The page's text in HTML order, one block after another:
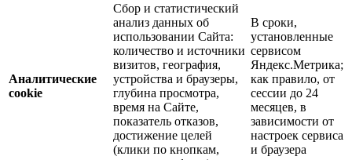
Аналитические
cookie
Сбор и статистический
анализ данных об
использовании Сайта:
количество и источники
визитов, география,
устройства и браузеры,
глубина просмотра,
время на Сайте,
показатель отказов,
достижение целей
(клики по кнопкам,
В сроки,
установленные
сервисом
Яндекс.Метрика;
как правило, от
сессии до 24
месяцев, в
зависимости от
настроек сервиса
и браузера